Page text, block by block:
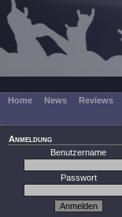
Home News Reviews
Anmeldung
Benutzername
Passwort